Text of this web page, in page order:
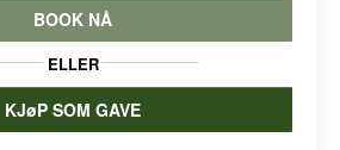
BOOK NÅ
ELLER
KJøP SOM GAVE